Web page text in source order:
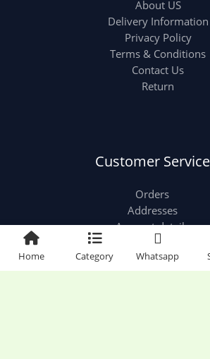
About US
Delivery Information
Privacy Policy
Terms & Conditions
Contact Us
Return
Customer Service
Orders
Addresses
Account details
Classy Collection World © 2026 |
Home Category Whatsapp